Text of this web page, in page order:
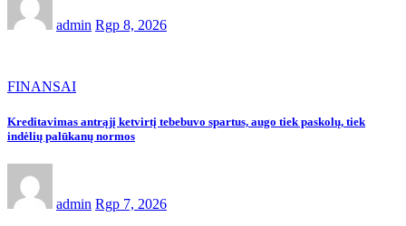
admin Rgp 8, 2026
FINANSAI
Kreditavimas antrąjį ketvirtį tebebuvo spartus, augo tiek paskolų, tiek
indėlių palūkanų normos
admin Rgp 7, 2026